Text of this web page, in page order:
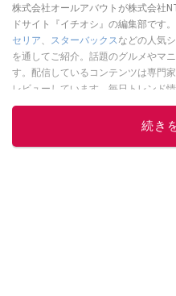
株式会社オールアバウトが株式会社
ドサイト『イチオシ』の編集部です。
セリア、 スターバックスなどの人気
を通してご紹介。話題のグルメやマ
す。配信しているコンテンツは専門
レビューしています。毎日トレンド
ニュースでフォローしてください！
こ
続き